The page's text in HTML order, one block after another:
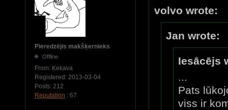
Pieredzējis makšķernieks
Offline
From: Ķekava
Registered: 2013-03-04
Posts: 212
Reputation : 67
volvo wrote:
Jan wrote:
Iesācējs
...
Pats
viss ir